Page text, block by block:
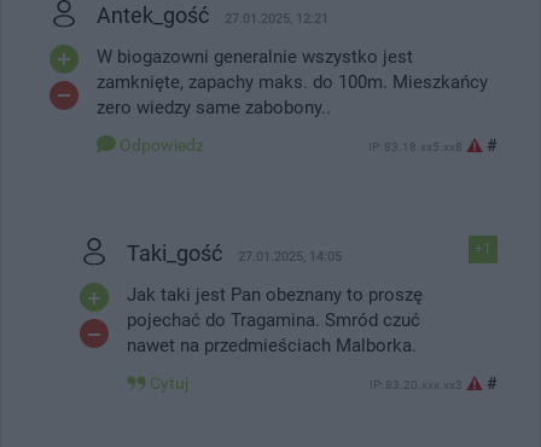
Antek_gość 27.01.2025, 12:21
W biogazowni generalnie wszystko jest
zamknięte, zapachy maks. do 100m. Mieszkańcy
zero wiedzy same zabobony..
Odpowiedz IP: 83.18.xx5.xx8 #
+1
Taki_gość 27.01.2025, 14:05
Jak taki jest Pan obeznany to proszę
pojechać do Tragamina. Smród czuć
nawet na przedmieściach Malborka.
Cytuj IP: 83.20.xxx.xx3 #